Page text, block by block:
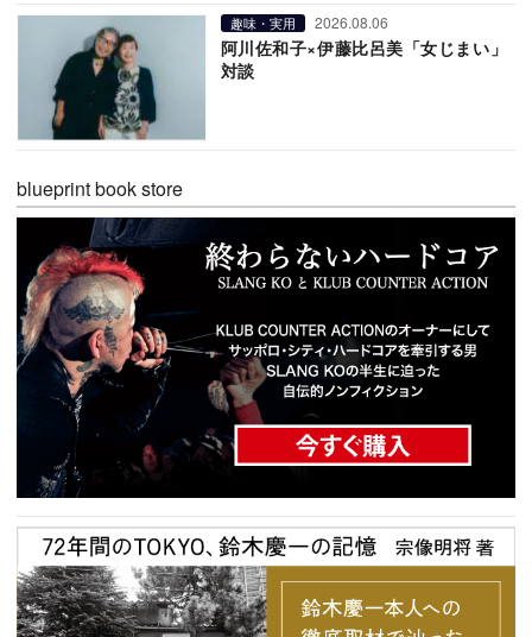
趣味・実用 2026.08.06
阿川佐和子×伊藤比呂美「女じまい」
対談
blueprint book store